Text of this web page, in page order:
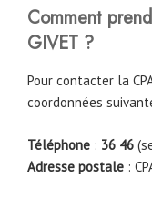
Comment
GIVET ?
Pour contacter la
coordonnées
Téléphone : 36 46
Adresse postale :